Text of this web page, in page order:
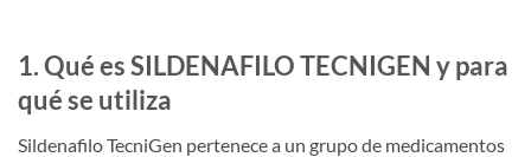
1. Qué es SILDENAFILO TECNIGEN y para
qué se utiliza
Sildenafilo TecniGen pertenece a un grupo de medicamentos